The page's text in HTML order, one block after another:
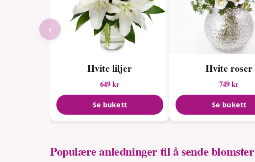
Hvite liljer
649 kr
Se bukett
Hvite roser
749 kr
Se bukett
‹
Populære anledninger til å sende blomster